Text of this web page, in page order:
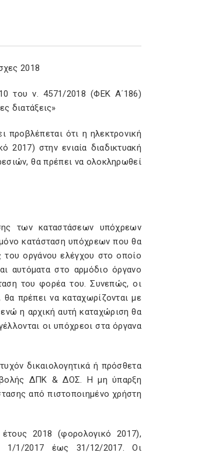
2018
του ν. 4571/2018 (ΦΕΚ Α΄186)
διατάξεις»
προβλέπεται ότι η ηλεκτρονική
στην ενιαία διαδικτυακή
θα πρέπει να ολοκληρωθεί
των καταστάσεων υπόχρεων
κατάσταση υπόχρεων που θα
οργάνου ελέγχου στο οποίο
αυτόματα στο αρμόδιο όργανο
του φορέα του. Συνεπώς, οι
πρέπει να καταχωρίζονται με
ενώ η αρχική αυτή καταχώριση θα
οι υπόχρεοι στα όργανα
δικαιολογητικά ή πρόσθετα
ΔΠΚ & ΔΟΣ. Η μη ύπαρξη
από πιστοποιημένο χρήστη
2018 (φορολογικό 2017),
1/1/2017 έως 31/12/2017. Οι